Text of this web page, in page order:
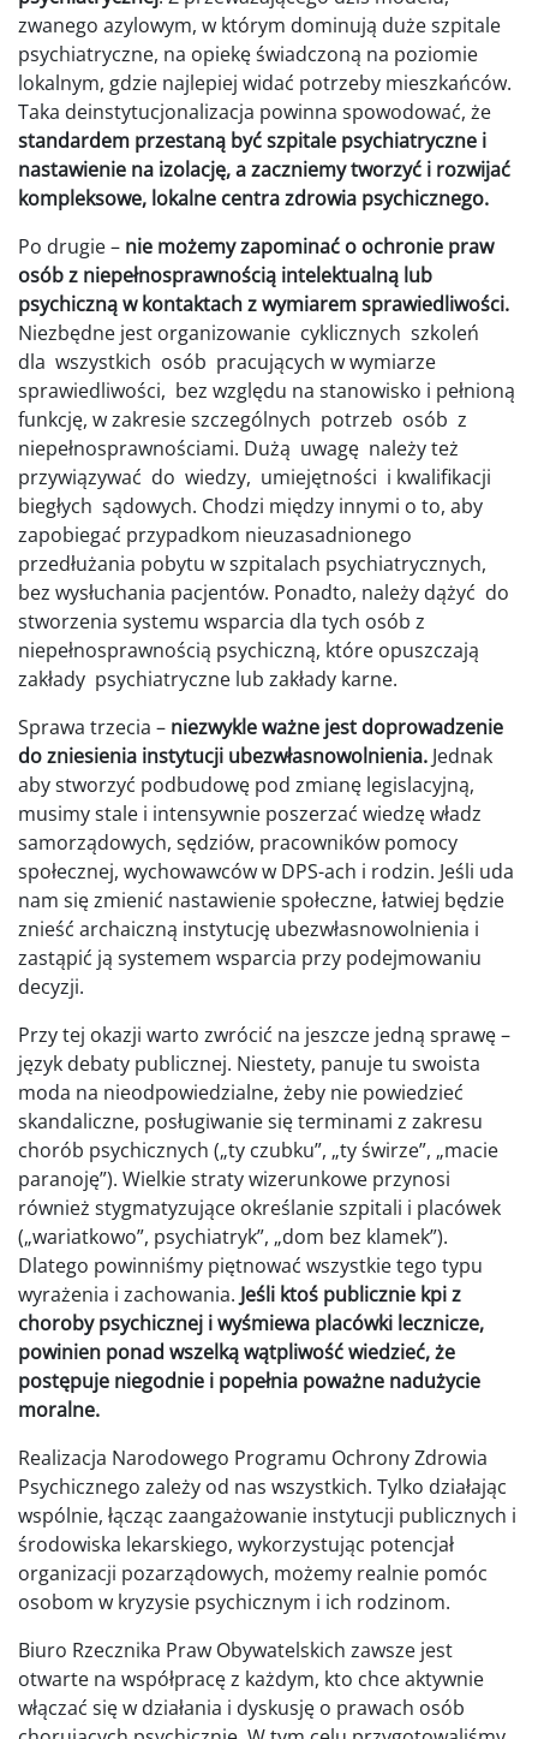
zwanego azylowym, w którym dominują duże szpitale
psychiatryczne, na opiekę świadczoną na poziomie
lokalnym, gdzie najlepiej widać potrzeby mieszkańców.
Taka deinstytucjonalizacja powinna spowodować, że
standardem przestaną być szpitale psychiatryczne i
nastawienie na izolację, a zaczniemy tworzyć i rozwijać
kompleksowe, lokalne centra zdrowia psychicznego.
Po drugie – nie możemy zapominać o ochronie praw
osób z niepełnosprawnością intelektualną lub
psychiczną w kontaktach z wymiarem sprawiedliwości.
Niezbędne jest organizowanie cyklicznych szkoleń
dla wszystkich osób pracujących w wymiarze
sprawiedliwości, bez względu na stanowisko i pełnioną
funkcję, w zakresie szczególnych potrzeb osób z
niepełnosprawnościami. Dużą uwagę należy też
przywiązywać do wiedzy, umiejętności i kwalifikacji
biegłych sądowych. Chodzi między innymi o to, aby
zapobiegać przypadkom nieuzasadnionego
przedłużania pobytu w szpitalach psychiatrycznych,
bez wysłuchania pacjentów. Ponadto, należy dążyć do
stworzenia systemu wsparcia dla tych osób z
niepełnosprawnością psychiczną, które opuszczają
zakłady psychiatryczne lub zakłady karne.
Sprawa trzecia – niezwykle ważne jest doprowadzenie
do zniesienia instytucji ubezwłasnowolnienia. Jednak
aby stworzyć podbudowę pod zmianę legislacyjną,
musimy stale i intensywnie poszerzać wiedzę władz
samorządowych, sędziów, pracowników pomocy
społecznej, wychowawców w DPS-ach i rodzin. Jeśli uda
nam się zmienić nastawienie społeczne, łatwiej będzie
znieść archaiczną instytucję ubezwłasnowolnienia i
zastąpić ją systemem wsparcia przy podejmowaniu
decyzji.
Przy tej okazji warto zwrócić na jeszcze jedną sprawę –
język debaty publicznej. Niestety, panuje tu swoista
moda na nieodpowiedzialne, żeby nie powiedzieć
skandaliczne, posługiwanie się terminami z zakresu
chorób psychicznych („ty czubku”, „ty świrze”, „macie
paranoję”). Wielkie straty wizerunkowe przynosi
również stygmatyzujące określanie szpitali i placówek
(„wariatkowo”, psychiatryk”, „dom bez klamek”).
Dlatego powinniśmy piętnować wszystkie tego typu
wyrażenia i zachowania. Jeśli ktoś publicznie kpi z
choroby psychicznej i wyśmiewa placówki lecznicze,
powinien ponad wszelką wątpliwość wiedzieć, że
postępuje niegodnie i popełnia poważne nadużycie
moralne.
Realizacja Narodowego Programu Ochrony Zdrowia
Psychicznego zależy od nas wszystkich. Tylko działając
wspólnie, łącząc zaangażowanie instytucji publicznych i
środowiska lekarskiego, wykorzystując potencjał
organizacji pozarządowych, możemy realnie pomóc
osobom w kryzysie psychicznym i ich rodzinom.
Biuro Rzecznika Praw Obywatelskich zawsze jest
otwarte na współpracę z każdym, kto chce aktywnie
włączać się w działania i dyskusję o prawach osób